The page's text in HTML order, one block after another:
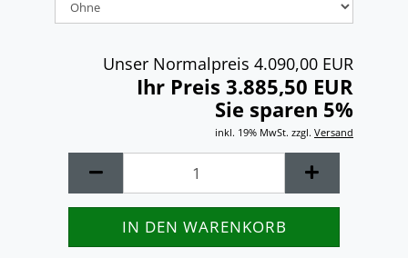
Unser Normalpreis 4.090,00 EUR
Ihr Preis 3.885,50 EUR
Sie sparen 5%
inkl. 19% MwSt. zzgl. Versand